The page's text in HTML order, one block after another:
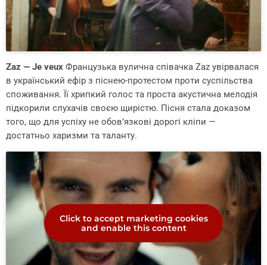
Zaz — Je veux Французька вулична співачка Zaz увірвалася
в український ефір з піснею-протестом проти суспільства
споживання. Її хрипкий голос та проста акустична мелодія
підкорили слухачів своєю щирістю. Пісня стала доказом
того, що для успіху не обов’язкові дорогі кліпи —
достатньо харизми та таланту.
Click to accept marketing cookies
and enable this content